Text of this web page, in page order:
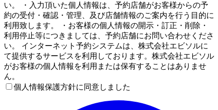
い。 ・入力頂いた個人情報は、予約店舗がお客様からの予
約の受付・確認・管理、及び店舗情報のご案内を行う目的に
利用致します。 ・お客様の個人情報の開示・訂正・削除・
利用停止等につきましては、予約店舗にお問い合わせくださ
い。 インターネット予約システムは、株式会社エビソルに
て提供するサービスを利用しております。株式会社エビソル
がお客様の個人情報を利用または保有することはありませ
ん。
個人情報保護方針に同意しました